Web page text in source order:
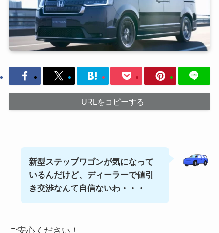
URLをコピーする
新型ステップワゴンが気になって
いるんだけど、ディーラーで値引
き交渉なんて自信ないわ・・・
ご安心ください！